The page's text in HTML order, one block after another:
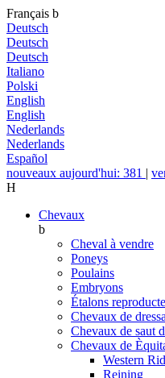
Français b
Deutsch
Deutsch
Deutsch
Italiano
Polski
English
English
Nederlands
Nederlands
Español
nouveaux aujourd'hui: 381 |
H
Chevaux
b
Cheval à vendre
Poneys
Poulains
Embryons
Étalons
Chevaux de
Chevaux de saut
Chevaux de
Western
Reining